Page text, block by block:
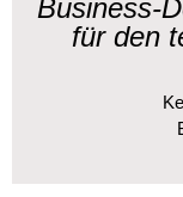
Business-
für den